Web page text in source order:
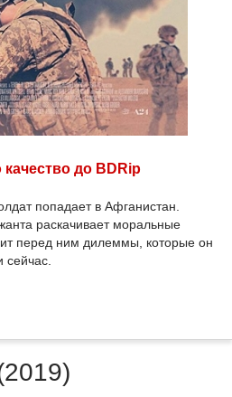
до BDRip
попадает в Афганистан.
раскачивает моральные
перед ним дилеммы, которые он
сейчас.